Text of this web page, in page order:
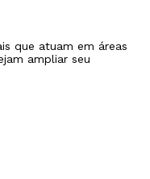
que atuam em áreas
ampliar seu